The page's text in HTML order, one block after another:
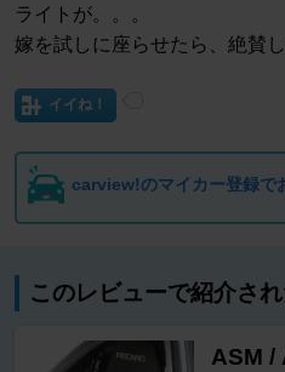
ライトが。。。
嫁を試しに座らせたら、絶賛
イイね！
carview!のマイカー登録で
このレビューで紹介さ
ASM /